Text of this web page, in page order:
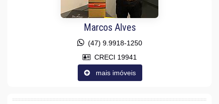
Sala para 2 Ambientes
Características do Empreendimento
Espaço Gourmet
Marcos Alves
(47) 9.9918-1250
CRECI 19941
mais imóveis